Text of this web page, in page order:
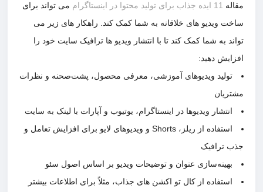
می تواند برای
ویدیو های خلاقانه به شما کمک کند. راهکار های زیر می
به شما کمک کند تا با انتشار ویدیو ها ترافیک سایت خود را
دهید:
تولید ویدیوهای آموزشی، معرفی محصول، پشت‌صحنه و نظرات
انتشار ویدیوها در اینستاگرام، یوتیوب و آپارات با لینک به سایت
استفاده از ریلز، Shorts و ویدیوهای لایو برای افزایش تعامل و
ترافیک
بهینه‌سازی عنوان و توضیحات ویدیو بر اساس اصول سئو
استفاده از کال تو اکشن های جذاب، مثلاً برای اطلاعات بیشتر